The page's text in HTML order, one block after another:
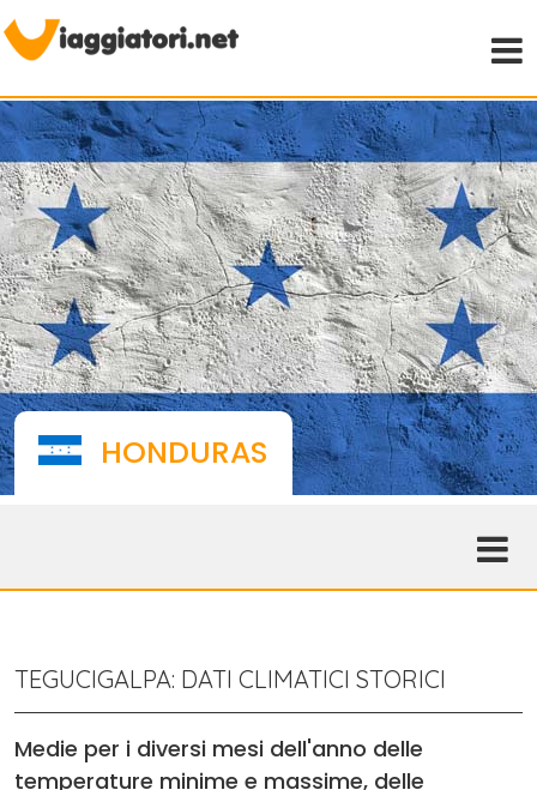
HONDURAS
TEGUCIGALPA: DATI CLIMATICI STORICI
Medie per i diversi mesi dell'anno delle
temperature minime e massime, delle